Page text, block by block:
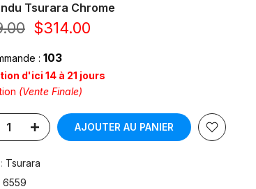
Tsurara Chrome
$314.00
: 103
d'ici 14 à 21 jours
(Vente Finale)
AJOUTER AU PANIER
Tsurara
6559